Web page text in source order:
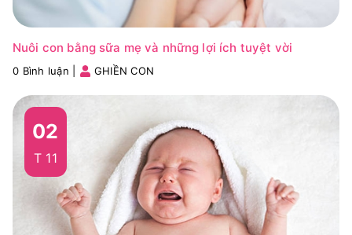
Nuôi con bằng sữa mẹ và những lợi ích tuyệt vời
0 Bình luận GHIỀN CON
02
T 11